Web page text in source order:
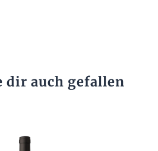
dir auch gefallen